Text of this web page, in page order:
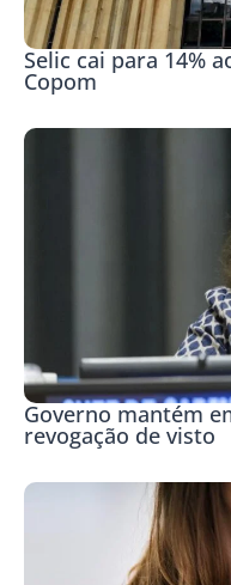
Selic cai para 14%
Copom
Governo mantém
revogação de visto